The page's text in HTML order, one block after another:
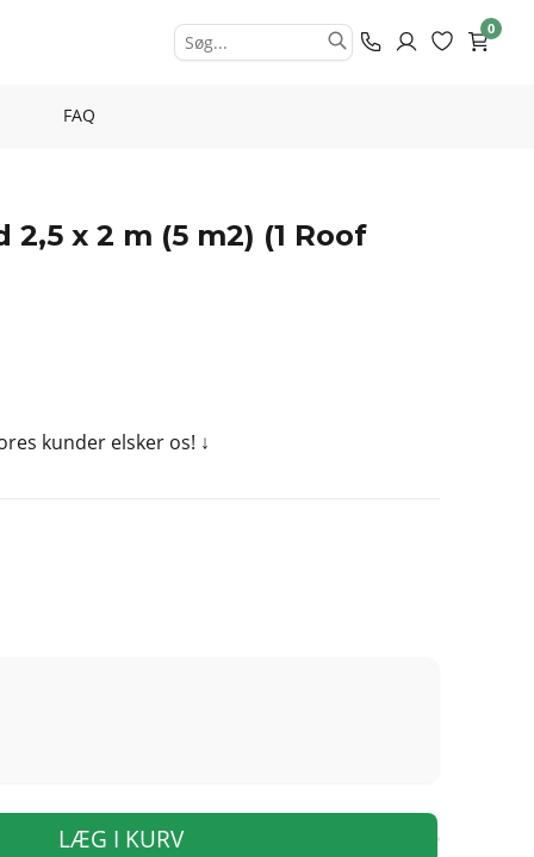
0
FAQ
2,5 x 2 m (5 m2) (1 Roof
kunder elsker os!
LÆG I KURV